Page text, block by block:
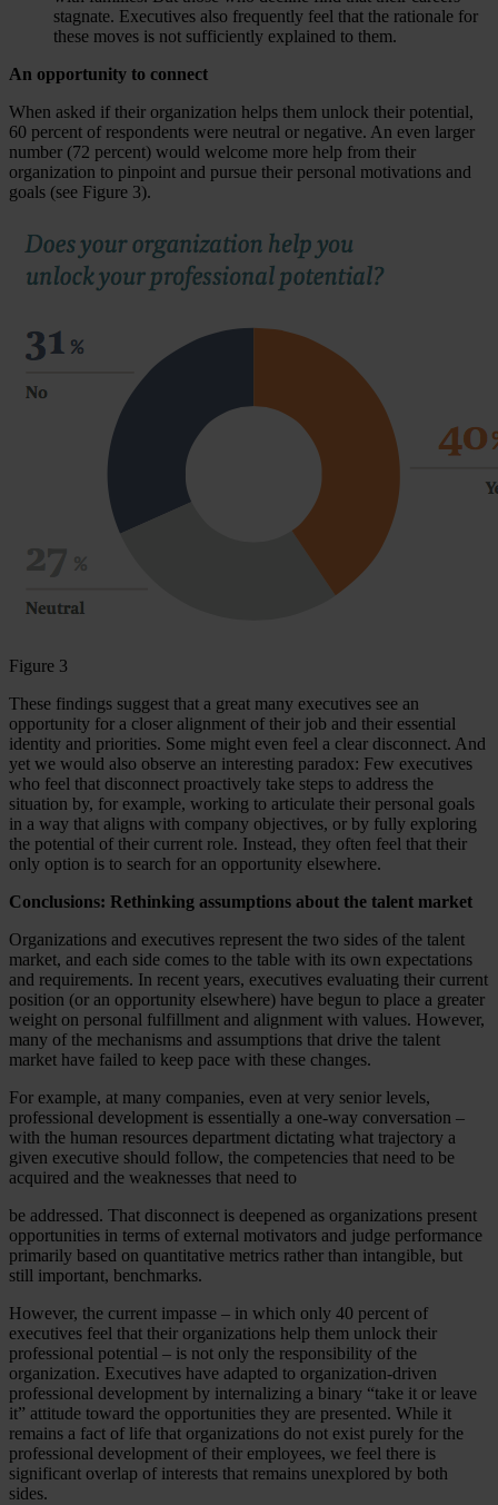
stagnate. Executives also frequently feel that the rationale for
these moves is not sufficiently explained to them.
An opportunity to connect
When asked if their organization helps them unlock their potential,
60 percent of respondents were neutral or negative. An even larger
number (72 percent) would welcome more help from their
organization to pinpoint and pursue their personal motivations and
goals (see Figure 3).
Figure 3
These findings suggest that a great many executives see an
opportunity for a closer alignment of their job and their essential
identity and priorities. Some might even feel a clear disconnect. And
yet we would also observe an interesting paradox: Few executives
who feel that disconnect proactively take steps to address the
situation by, for example, working to articulate their personal goals
in a way that aligns with company objectives, or by fully exploring
the potential of their current role. Instead, they often feel that their
only option is to search for an opportunity elsewhere.
Conclusions: Rethinking assumptions about the talent market
Organizations and executives represent the two sides of the talent
market, and each side comes to the table with its own expectations
and requirements. In recent years, executives evaluating their current
position (or an opportunity elsewhere) have begun to place a greater
weight on personal fulfillment and alignment with values. However,
many of the mechanisms and assumptions that drive the talent
market have failed to keep pace with these changes.
For example, at many companies, even at very senior levels,
professional development is essentially a one-way conversation –
with the human resources department dictating what trajectory a
given executive should follow, the competencies that need to be
acquired and the weaknesses that need to
be addressed. That disconnect is deepened as organizations present
opportunities in terms of external motivators and judge performance
primarily based on quantitative metrics rather than intangible, but
still important, benchmarks.
However, the current impasse – in which only 40 percent of
executives feel that their organizations help them unlock their
professional potential – is not only the responsibility of the
organization. Executives have adapted to organization-driven
professional development by internalizing a binary “take it or leave
it” attitude toward the opportunities they are presented. While it
remains a fact of life that organizations do not exist purely for the
professional development of their employees, we feel there is
significant overlap of interests that remains unexplored by both
sides.